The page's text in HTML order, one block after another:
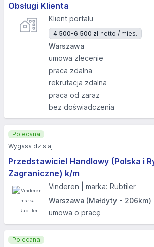
Obsługi Klienta
Klient portalu
4 500-6 500 zł netto / mies.
Warszawa
umowa zlecenie
praca zdalna
rekrutacja zdalna
praca od zaraz
bez doświadczenia
Przedstawiciel Handlowy (Polska i
Zagraniczne) k/m
Vinderen | marka: Rubtiler
Warszawa (Małdyty - 206km)
umowa o pracę
Polecana
Wygasa dzisiaj
Polecana